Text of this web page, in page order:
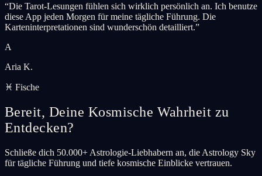
“Die Tarot-Lesungen fühlen sich wirklich persönlich an. Ich benutze
diese App jeden Morgen für meine tägliche Führung. Die
Karteninterpretationen sind wunderschön detailliert.”
A
Aria K.
♓ Fische
Bereit, Deine Kosmische Wahrheit zu
Entdecken?
Schließe dich 50.000+ Astrologie-Liebhabern an, die Astrology Sky
für tägliche Führung und tiefe kosmische Einblicke vertrauen.